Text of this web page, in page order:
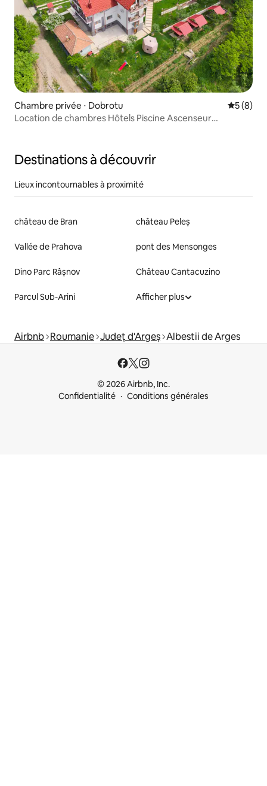
Chambre privée ⋅ Dobrotu
5 (8)
Location de chambres Hôtels Piscine Ascenseur
Destinations à découvrir
Lieux incontournables à proximité
château de Bran château Peleș
Vallée de Prahova pont des Mensonges
Dino Parc Râșnov Château Cantacuzino
Parcul Sub-Arini Afficher plus
Airbnb Roumanie Județ d'Argeș Albestii de Arges
© 2026 Airbnb, Inc.
Confidentialité
Conditions générales